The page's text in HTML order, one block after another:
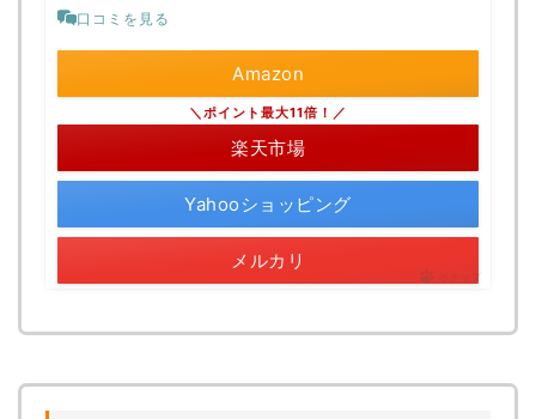
口コミを見る
Amazon
＼ポイント最大11倍！／
楽天市場
Yahooショッピング
メルカリ
ポチップ